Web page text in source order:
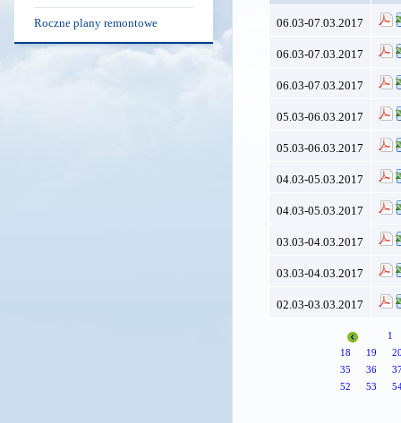
Roczne plany remontowe 06.03-07.03.2017
06.03-07.03.2017
06.03-07.03.2017
05.03-06.03.2017
05.03-06.03.2017
04.03-05.03.2017
04.03-05.03.2017
03.03-04.03.2017
03.03-04.03.2017
02.03-03.03.2017
1
18
19
35
36
52
53